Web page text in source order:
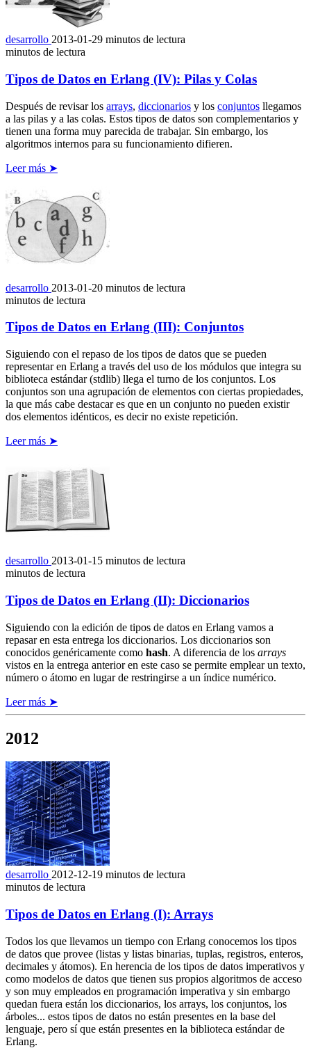
desarrollo 2013-01-29 minutos de lectura
minutos de lectura
Tipos de Datos en Erlang (IV): Pilas y Colas
Después de revisar los arrays, diccionarios y los conjuntos llegamos
a las pilas y a las colas. Estos tipos de datos son complementarios y
tienen una forma muy parecida de trabajar. Sin embargo, los
algoritmos internos para su funcionamiento difieren.
Leer más ➤
desarrollo 2013-01-20 minutos de lectura
minutos de lectura
Tipos de Datos en Erlang (III): Conjuntos
Siguiendo con el repaso de los tipos de datos que se pueden
representar en Erlang a través del uso de los módulos que integra su
biblioteca estándar (stdlib) llega el turno de los conjuntos. Los
conjuntos son una agrupación de elementos con ciertas propiedades,
la que más cabe destacar es que en un conjunto no pueden existir
dos elementos idénticos, es decir no existe repetición.
Leer más ➤
desarrollo 2013-01-15 minutos de lectura
minutos de lectura
Tipos de Datos en Erlang (II): Diccionarios
Siguiendo con la edición de tipos de datos en Erlang vamos a
repasar en esta entrega los diccionarios. Los diccionarios son
conocidos genéricamente como hash. A diferencia de los arrays
vistos en la entrega anterior en este caso se permite emplear un texto,
número o átomo en lugar de restringirse a un índice numérico.
Leer más ➤
2012
desarrollo 2012-12-19 minutos de lectura
minutos de lectura
Tipos de Datos en Erlang (I): Arrays
Todos los que llevamos un tiempo con Erlang conocemos los tipos
de datos que provee (listas y listas binarias, tuplas, registros, enteros,
decimales y átomos). En herencia de los tipos de datos imperativos y
como modelos de datos que tienen sus propios algoritmos de acceso
y son muy empleados en programación imperativa y sin embargo
quedan fuera están los diccionarios, los arrays, los conjuntos, los
árboles... estos tipos de datos no están presentes en la base del
lenguaje, pero sí que están presentes en la biblioteca estándar de
Erlang.